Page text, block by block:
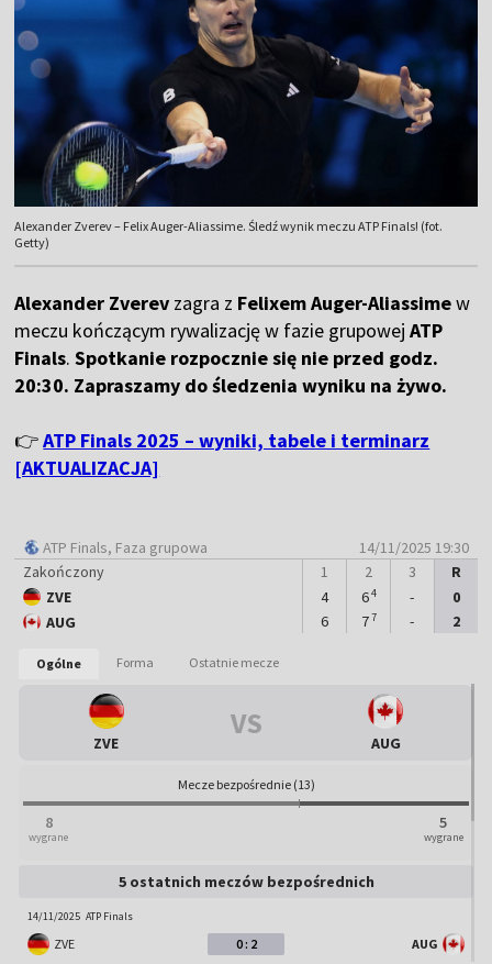
Alexander Zverev – Felix Auger-Aliassime. Śledź wynik meczu ATP Finals! (fot.
Getty)
Alexander Zverev zagra z Felixem Auger-Aliassimew
meczu kończącym rywalizację w fazie grupowejATP
Finals.Spotkanie rozpocznie się nie przed godz.
20:30. Zapraszamy do śledzenia wyniku na żywo.
👉ATP Finals 2025 – wyniki, tabele i terminarz
[AKTUALIZACJA]
ATP Finals, Faza grupowa
14/11/2025 19:30
Zakończony
ZVE
AUG
1
4
6
2
64
77
3
-
-
R
0
2
ZVE
Ogólne Forma Ostatnie mecze
ZVE
VS
AUG
Mecze bezpośrednie (13)
8
wygrane
5
wygrane
5 ostatnich meczów bezpośrednich
14/11/2025 ATP Finals
ZVE 0 : 2 AUG